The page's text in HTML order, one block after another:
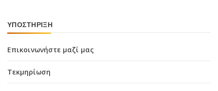
ΥΠΟΣΤΉΡΙΞΗ
Επικοινωνήστε μαζί μας
Τεκμηρίωση